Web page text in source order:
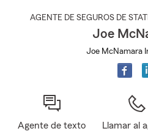
AGENTE DE SEGUROS DE
Joe
Joe McNamara
Agente de texto Llamar al